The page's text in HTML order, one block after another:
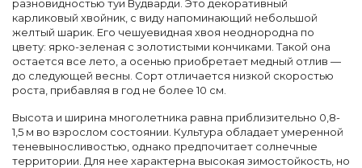
разновидностью туи Вудварди. Это декоративный
карликовый хвойник, с виду напоминающий небольшой
желтый шарик. Его чешуевидная хвоя неоднородна по
цвету: ярко-зеленая с золотистыми кончиками. Такой она
остается все лето, а осенью приобретает медный отлив —
до следующей весны. Сорт отличается низкой скоростью
роста, прибавляя в год не более 10 см.
Высота и ширина многолетника равна приблизительно 0,8-
1,5 м во взрослом состоянии. Культура обладает умеренной
теневыносливостью, однако предпочитает солнечные
территории. Для нее характерна высокая зимостойкость, но